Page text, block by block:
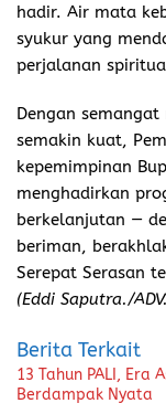
hadir. Air mata
syukur yang
perjalanan
Dengan
semakin kuat,
kepemimpinan
menghadirkan
berkelanjutan —
beriman,
Serepat Serasan
(Eddi Saputra./
Berita Terkait
13 Tahun PALI, Era
Berdampak Nyata